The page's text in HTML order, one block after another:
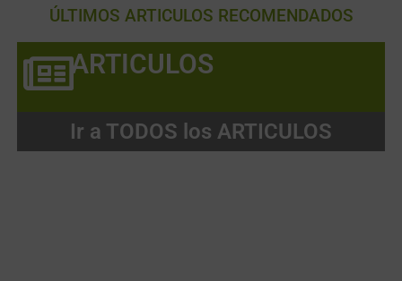
ÚLTIMOS ARTICULOS RECOMENDADOS
ARTICULOS
Ir a TODOS los ARTICULOS